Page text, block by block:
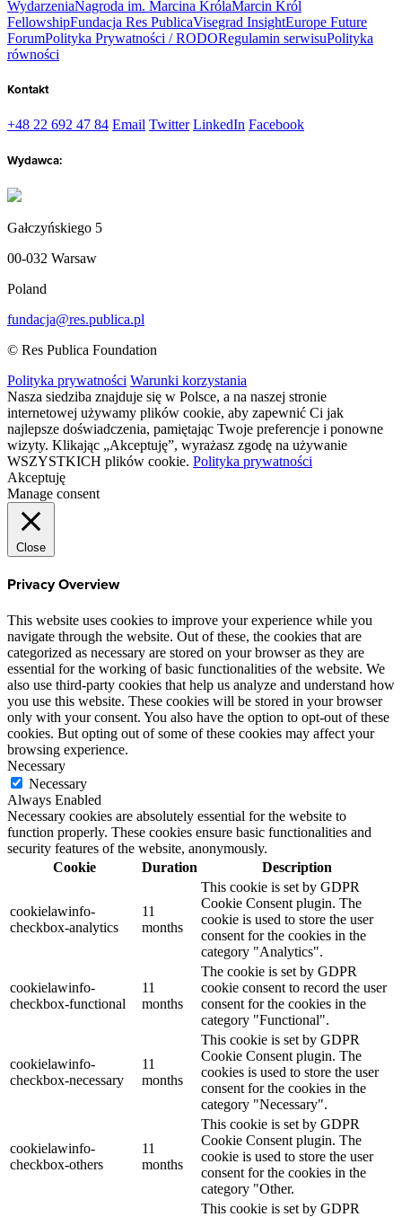
WydarzeniaNagroda im. Marcina KrólaMarcin Król
FellowshipFundacja Res PublicaVisegrad InsightEurope Future
ForumPolityka Prywatności / RODORegulamin serwisuPolityka
równości
Kontakt
+48 22 692 47 84 Email Twitter LinkedIn Facebook
Wydawca:
Gałczyńskiego 5
00-032 Warsaw
Poland
fundacja@res.publica.pl
© Res Publica Foundation
Polityka prywatności Warunki korzystania
Nasza siedziba znajduje się w Polsce, a na naszej stronie
internetowej używamy plików cookie, aby zapewnić Ci jak
najlepsze doświadczenia, pamiętając Twoje preferencje i ponowne
wizyty. Klikając „Akceptuję”, wyrażasz zgodę na używanie
WSZYSTKICH plików cookie. Polityka prywatności
Akceptuję
Manage consent
Close
Privacy Overview
This website uses cookies to improve your experience while you
navigate through the website. Out of these, the cookies that are
categorized as necessary are stored on your browser as they are
essential for the working of basic functionalities of the website. We
also use third-party cookies that help us analyze and understand how
you use this website. These cookies will be stored in your browser
only with your consent. You also have the option to opt-out of these
cookies. But opting out of some of these cookies may affect your
browsing experience.
Necessary
Necessary
Always Enabled
Necessary cookies are absolutely essential for the website to
function properly. These cookies ensure basic functionalities and
security features of the website, anonymously.
Cookie
Duration Description
cookielawinfo-
checkbox-analytics
11
months
This cookie is set by GDPR
Cookie Consent plugin. The
cookie is used to store the user
consent for the cookies in the
category "Analytics".
cookielawinfo-
checkbox-functional
11
months
The cookie is set by GDPR
cookie consent to record the user
consent for the cookies in the
category "Functional".
cookielawinfo-
checkbox-necessary
11
months
This cookie is set by GDPR
Cookie Consent plugin. The
cookies is used to store the user
consent for the cookies in the
category "Necessary".
cookielawinfo-
checkbox-others
11
months
This cookie is set by GDPR
Cookie Consent plugin. The
cookie is used to store the user
consent for the cookies in the
category "Other.
This cookie is set by GDPR